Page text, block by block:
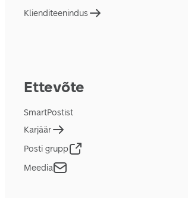
Klienditeenindus
Ettevõte
SmartPostist
Karjäär
Posti grupp
Meedia